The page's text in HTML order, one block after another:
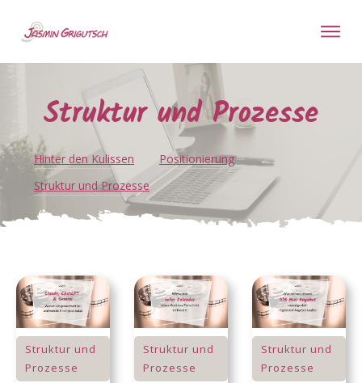
Struktur und Prozesse
Hinter den Kulissen
Positionierung
Struktur und Prozesse
Struktur und
Prozesse
Struktur und
Prozesse
Struktur und
Prozesse